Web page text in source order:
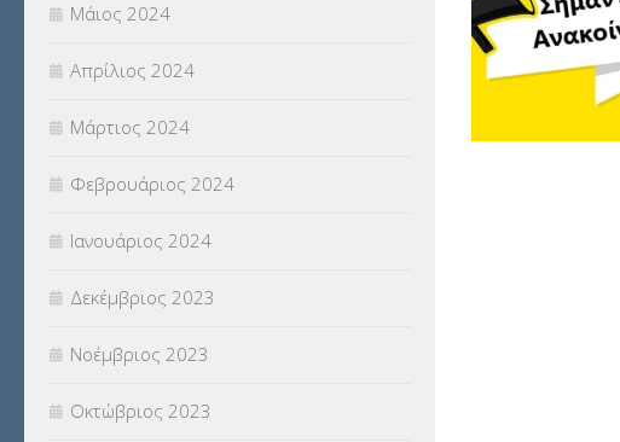
Μάιος 2024
Απρίλιος 2024
Μάρτιος 2024
Φεβρουάριος 2024
Ιανουάριος 2024
Δεκέμβριος 2023
Νοέμβριος 2023
Οκτώβριος 2023